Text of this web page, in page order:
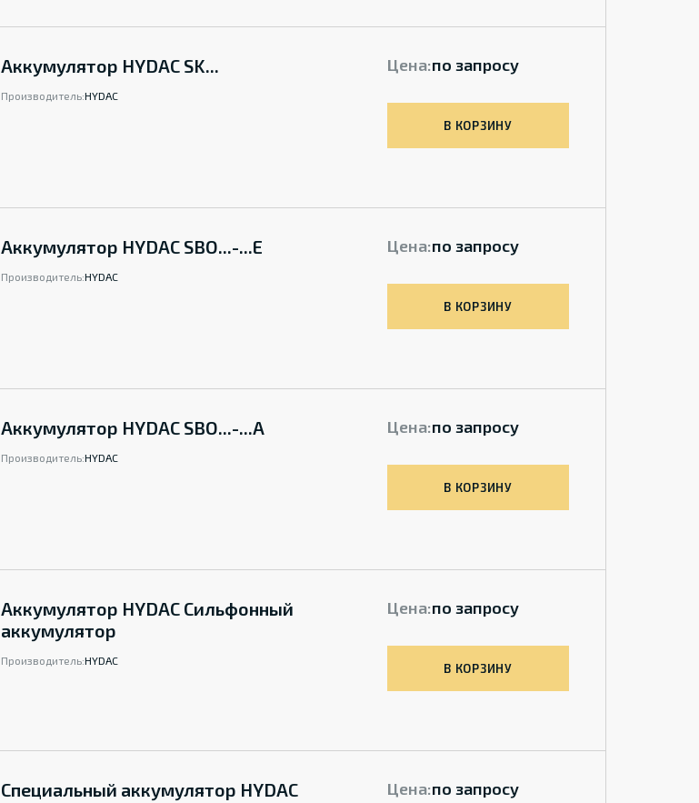
Аккумулятор HYDAC SK...
Производитель:HYDAC
Цена:по запросу
В КОРЗИНУ
Аккумулятор HYDAC SBO...-...E
Производитель:HYDAC
Цена:по запросу
В КОРЗИНУ
Аккумулятор HYDAC SBO...-...A
Производитель:HYDAC
Цена:по запросу
В КОРЗИНУ
Аккумулятор HYDAC Сильфонный
аккумулятор
Производитель:HYDAC
Цена:по запросу
В КОРЗИНУ
Специальный аккумулятор HYDAC Цена:по запросу